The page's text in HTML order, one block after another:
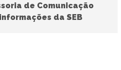
de Comunicação
da SEB